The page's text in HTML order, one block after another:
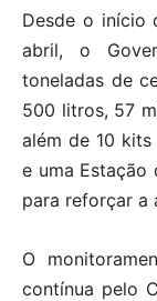
Desde o início
abril, o
toneladas de
500 litros, 57
além de 10
e uma Estação
para reforçar a
O
contínua pelo